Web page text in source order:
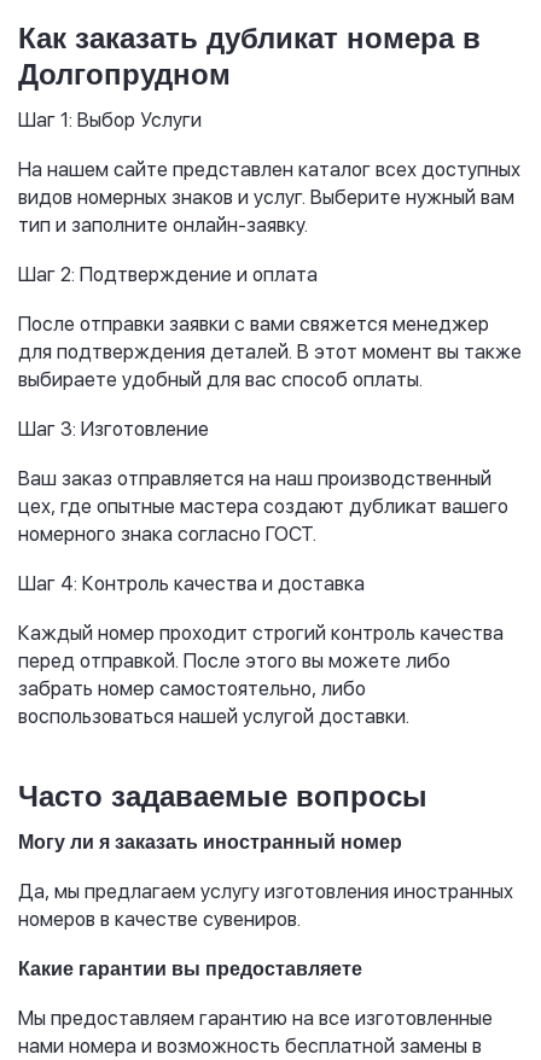
Как заказать дубликат номера в
Долгопрудном
Шаг 1: Выбор Услуги
На нашем сайте представлен каталог всех доступных
видов номерных знаков и услуг. Выберите нужный вам
тип и заполните онлайн-заявку.
Шаг 2: Подтверждение и оплата
После отправки заявки с вами свяжется менеджер
для подтверждения деталей. В этот момент вы также
выбираете удобный для вас способ оплаты.
Шаг 3: Изготовление
Ваш заказ отправляется на наш производственный
цех, где опытные мастера создают дубликат вашего
номерного знака согласно ГОСТ.
Шаг 4: Контроль качества и доставка
Каждый номер проходит строгий контроль качества
перед отправкой. После этого вы можете либо
забрать номер самостоятельно, либо
воспользоваться нашей услугой доставки.
Часто задаваемые вопросы
Могу ли я заказать иностранный номер
Да, мы предлагаем услугу изготовления иностранных
номеров в качестве сувениров.
Какие гарантии вы предоставляете
Мы предоставляем гарантию на все изготовленные
нами номера и возможность бесплатной замены в